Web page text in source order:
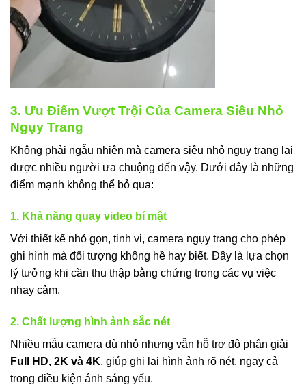
3. Ưu Điểm Vượt Trội Của Camera Siêu Nhỏ
Ngụy Trang
Không phải ngẫu nhiên mà camera siêu nhỏ ngụy trang lại
được nhiều người ưa chuộng đến vậy. Dưới đây là những
điểm mạnh không thể bỏ qua:
1. Khả năng quay video bí mật
Với thiết kế nhỏ gọn, tinh vi, camera ngụy trang cho phép
ghi hình mà đối tượng không hề hay biết. Đây là lựa chọn
lý tưởng khi cần thu thập bằng chứng trong các vụ việc
nhạy cảm.
2. Chất lượng hình ảnh sắc nét
Nhiều mẫu camera dù nhỏ nhưng vẫn hỗ trợ độ phân giải
Full HD, 2K và 4K, giúp ghi lại hình ảnh rõ nét, ngay cả
trong điều kiện ánh sáng yếu.